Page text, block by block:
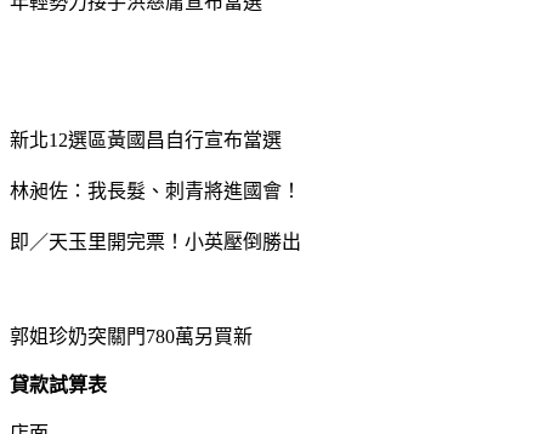
新北12選區黃國昌自行宣布當選
林昶佐：我長髮、刺青將進國會！
即／天玉里開完票！小英壓倒勝出
郭姐珍奶突關門780萬另買新
貸款試算表